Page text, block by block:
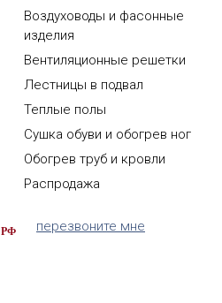
Воздуховоды и фасонные
изделия
Вентиляционные решетки
Лестницы в подвал
Теплые полы
Сушка обуви и обогрев ног
Обогрев труб и кровли
Распродажа
РФ
перезвоните мне